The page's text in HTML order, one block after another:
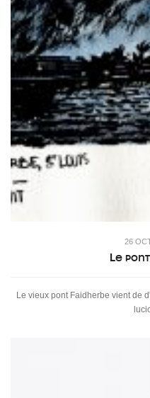
26
Le
Le vieux pont Faidherbe vient de